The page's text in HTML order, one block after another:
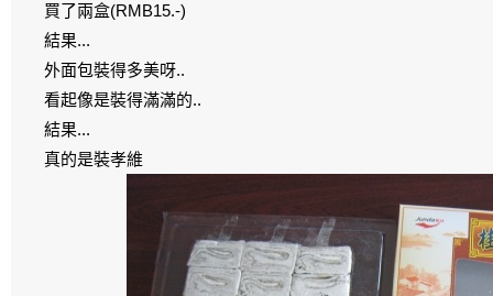
買了兩盒(RMB15.-)
結果...
外面包裝得多美呀..
看起像是裝得滿滿的..
結果...
真的是裝孝維